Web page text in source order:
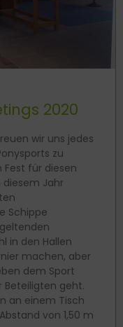
2020
wir uns jedes
zu
Fest für diesen
diesem Jahr
Schippe
in den Hallen
machen, aber
dem Sport
geht.
an einem Tisch
von 1,50 m